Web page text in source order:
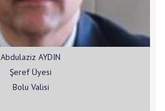
Abdulaziz AYDIN
Şeref Üyesi
Bolu Valisi